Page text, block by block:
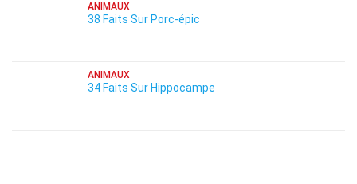
ANIMAUX
38 Faits Sur Porc-épic
ANIMAUX
34 Faits Sur Hippocampe